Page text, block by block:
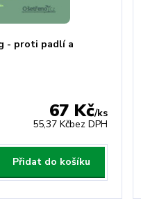
- proti padlí a
67 Kč/ks
55,37 Kčbez DPH
Přidat do košíku